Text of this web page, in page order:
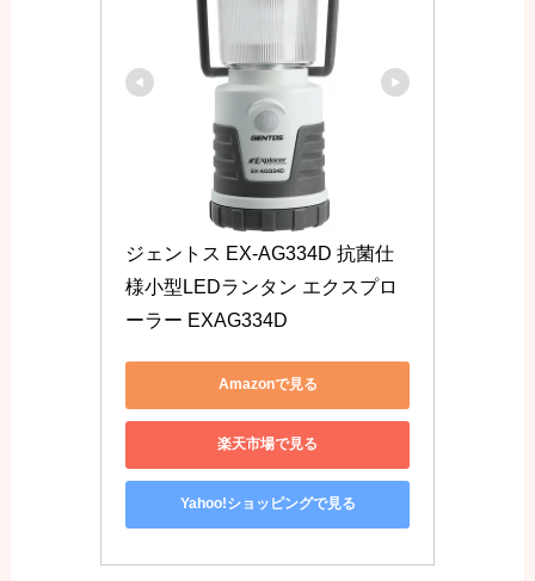
ジェントス EX-AG334D 抗菌仕
様小型LEDランタン エクスプロ
ーラー EXAG334D
Amazonで見る
楽天市場で見る
Yahoo!ショッピングで見る